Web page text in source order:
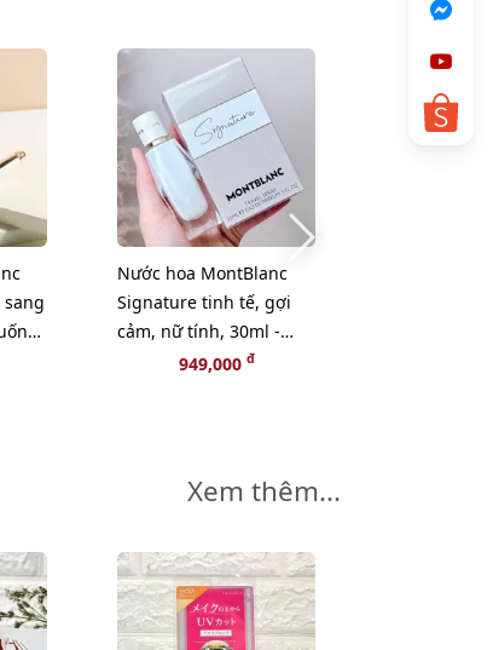
Nước hoa MontBlanc
Signature tinh tế, gợi
cảm, nữ tính, 30ml -
949,000 đ
Xem thêm...